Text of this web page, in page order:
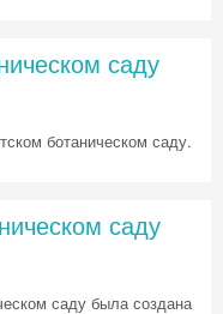
саду
ботаническом саду.
саду
саду была создана